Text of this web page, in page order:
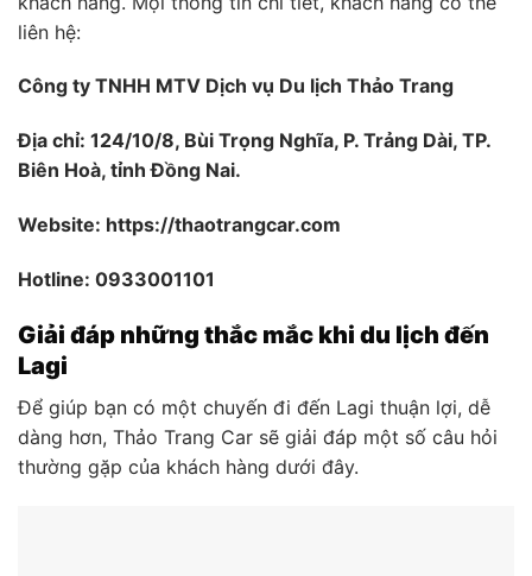
liên hệ:
Công ty TNHH MTV Dịch vụ Du lịch Thảo Trang
Địa chỉ: 124/10/8, Bùi Trọng Nghĩa, P. Trảng Dài, TP.
Biên Hoà, tỉnh Đồng Nai.
Website: https://thaotrangcar.com
Hotline: 0933001101
Giải đáp những thắc mắc khi du lịch đến
Lagi
Để giúp bạn có một chuyến đi đến Lagi thuận lợi, dễ
dàng hơn, Thảo Trang Car sẽ giải đáp một số câu hỏi
thường gặp của khách hàng dưới đây.